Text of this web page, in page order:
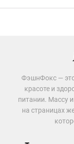
ФэшнФокс — это
красоте и
питании. Массу
на страницах